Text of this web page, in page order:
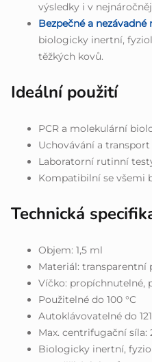
výsledky i v
Bezpečné a
biologicky inertní,
těžkých kovů.
Ideální použití
PCR a molekulární
Uchovávání a
Laboratorní rutinní
Kompatibilní se všemi
Technická
Objem: 1,5 ml
Materiál: transparentní
Víčko: propíchnutelné,
Použitelné do 100 °C
Autoklávovatelné do
Max. centrifugační síla:
Biologicky inertní,